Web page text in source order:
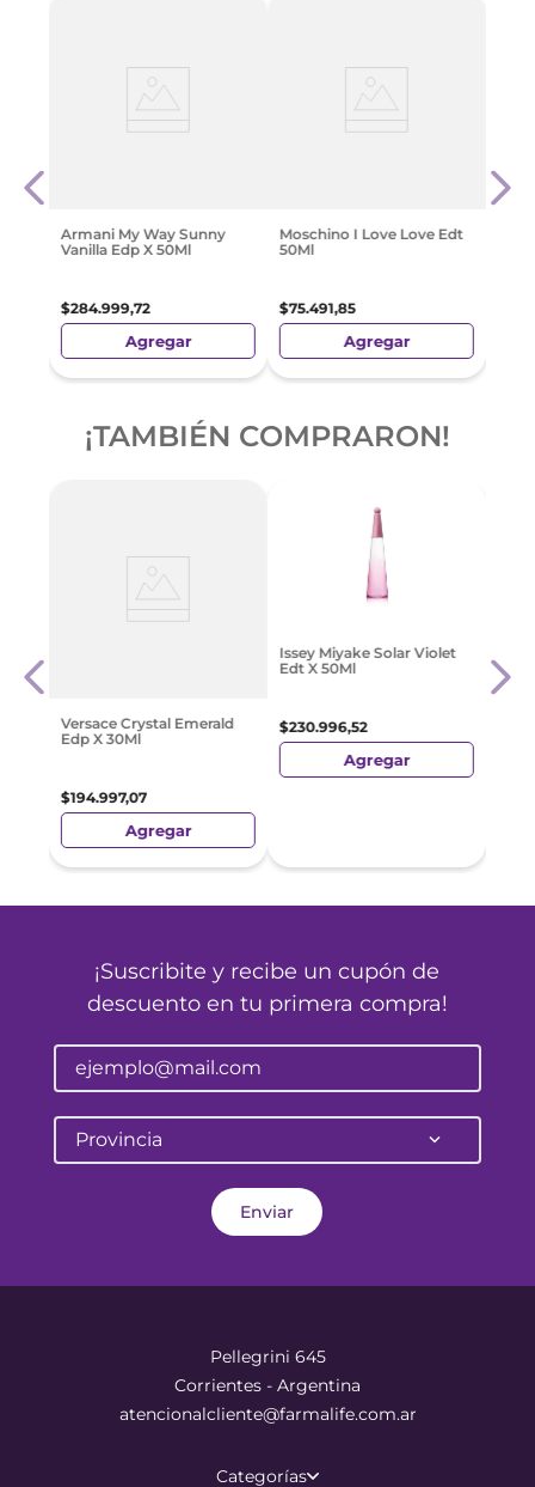
Armani My Way Sunny
Vanilla Edp X 50Ml
$284.999,72
Agregar
Moschino I Love Love Edt
50Ml
$75.491,85
Agregar
¡TAMBIÉN COMPRARON!
Versace Crystal Emerald
Edp X 30Ml
$194.997,07
Agregar
Issey Miyake Solar Violet
Edt X 50Ml
$230.996,52
Agregar
¡Suscribite y recibe un cupón de
descuento en tu primera compra!
Provincia
Enviar
Pellegrini 645
Corrientes - Argentina
atencionalcliente@farmalife.com.ar
Categorías